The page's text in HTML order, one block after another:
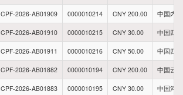
CPF-2026-AB01909 0000010214 CNY 200.00 中国内
CPF-2026-AB01910 0000010215 CNY 30.00 中国四川
CPF-2026-AB01911 0000010216 CNY 50.00 中国四川
CPF-2026-AB01882 0000010194 CNY 200.00 中国云南
CPF-2026-AB01883 0000010195 CNY 30.00 中国河北